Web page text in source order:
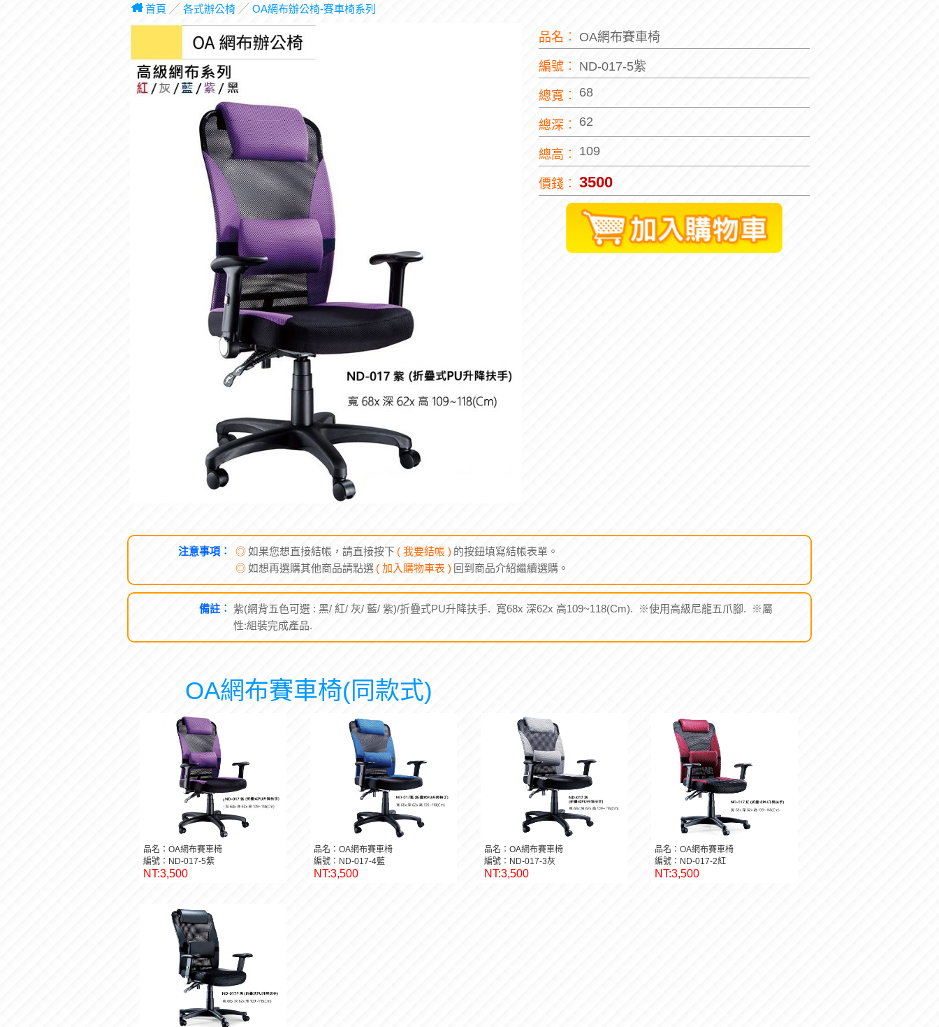
首頁 ╱ 各式辦公椅╱ OA網布辦公椅-賽車椅系列
品名︰ OA網布賽車椅
編號︰ ND-017-5紫
總寬︰ 68
總深︰ 62
總高︰ 109
價錢︰ 3500
注意事項︰ ◎如果您想直接結帳，請直接按下 ( 我要結帳 ) 的按鈕填寫結帳表單。
◎如想再選購其他商品請點選 ( 加入購物車表 ) 回到商品介紹繼續選購。
備註︰ 紫(網背五色可選 : 黑/ 紅/ 灰/ 藍/ 紫)/折疊式PU升降扶手. 寬68x 深62x 高109~118(Cm). ※使用高級尼龍五爪腳. ※屬
性:組裝完成產品.
OA網布賽車椅(同款式)
品名：OA網布賽車椅
編號：ND-017-5紫
NT:3,500
品名：OA網布賽車椅
編號：ND-017-4藍
NT:3,500
品名：OA網布賽車椅
編號：ND-017-3灰
NT:3,500
品名：OA網布賽車椅
編號：ND-017-2紅
NT:3,500